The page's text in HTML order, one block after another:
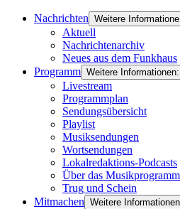
Nachrichten Weitere
Aktuell
Nachrichtenarchiv
Neues aus dem Funkhaus
Programm Weitere
Livestream
Programmplan
Sendungsübersicht
Playlist
Musiksendungen
Wortsendungen
Lokalredaktions-Podcasts
Über das Musikprogramm
Trug und Schein
Mitmachen Weitere